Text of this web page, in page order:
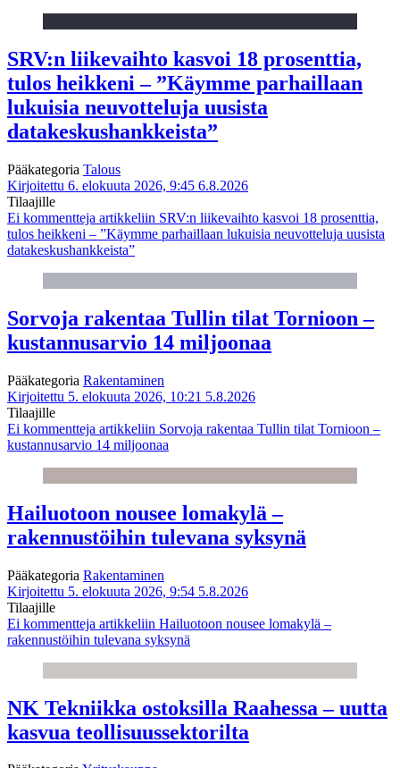
SRV:n liikevaihto kasvoi 18 prosenttia,
tulos heikkeni – ”Käymme parhaillaan
lukuisia neuvotteluja uusista
datakeskushankkeista”
Pääkategoria Talous
Kirjoitettu 6. elokuuta 2026, 9:45 6.8.2026
Tilaajille
Ei kommentteja artikkeliin SRV:n liikevaihto kasvoi 18 prosenttia,
tulos heikkeni – ”Käymme parhaillaan lukuisia neuvotteluja uusista
datakeskushankkeista”
Sorvoja rakentaa Tullin tilat Tornioon –
kustannusarvio 14 miljoonaa
Pääkategoria Rakentaminen
Kirjoitettu 5. elokuuta 2026, 10:21 5.8.2026
Tilaajille
Ei kommentteja artikkeliin Sorvoja rakentaa Tullin tilat Tornioon –
kustannusarvio 14 miljoonaa
Hailuotoon nousee lomakylä –
rakennustöihin tulevana syksynä
Pääkategoria Rakentaminen
Kirjoitettu 5. elokuuta 2026, 9:54 5.8.2026
Tilaajille
Ei kommentteja artikkeliin Hailuotoon nousee lomakylä –
rakennustöihin tulevana syksynä
NK Tekniikka ostoksilla Raahessa – uutta
kasvua teollisuussektorilta